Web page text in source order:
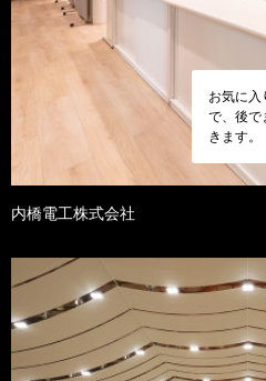
お気に入
で、後で
きます。
内橋電工株式会社